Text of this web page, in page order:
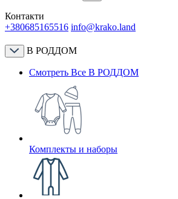
Контакти
+380685165516 info@krako.land
В РОДДОМ
Смотреть Все В РОДДОМ
Комплекты и наборы